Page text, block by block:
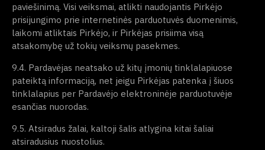
paviešinimą. Visi veiksmai, atlikti naudojantis Pirkėjo
prisijungimo prie internetinės parduotuvės duomenimis,
laikomi atliktais Pirkėjo, ir Pirkėjas prisiima visą
atsakomybę už tokių veiksmų pasekmes.
9.4. Pardavėjas neatsako už kitų įmonių tinklalapiuose
pateiktą informaciją, net jeigu Pirkėjas patenka į šiuos
tinklalapius per Pardavėjo elektroninėje parduotuvėje
esančias nuorodas.
9.5. Atsiradus žalai, kaltoji šalis atlygina kitai šaliai
atsiradusius nuostolius.